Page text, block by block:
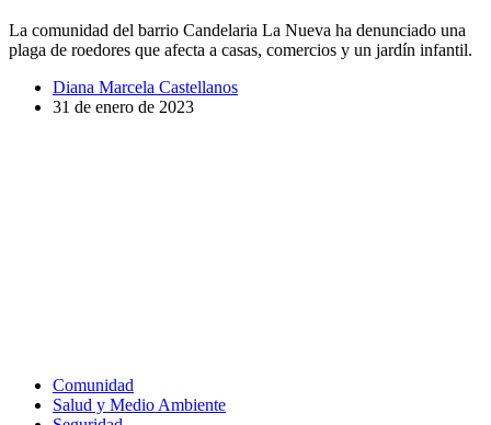
La comunidad del barrio Candelaria La Nueva ha denunciado una
plaga de roedores que afecta a casas, comercios y un jardín infantil.
Diana Marcela Castellanos
31 de enero de 2023
Comunidad
Salud y Medio Ambiente